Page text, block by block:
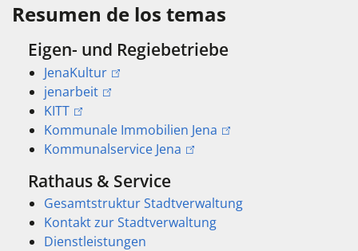
Resumen de los temas
Eigen- und Regiebetriebe
JenaKultur
jenarbeit
KITT
Kommunale Immobilien Jena
Kommunalservice Jena
Rathaus & Service
Gesamtstruktur Stadtverwaltung
Kontakt zur Stadtverwaltung
Dienstleistungen